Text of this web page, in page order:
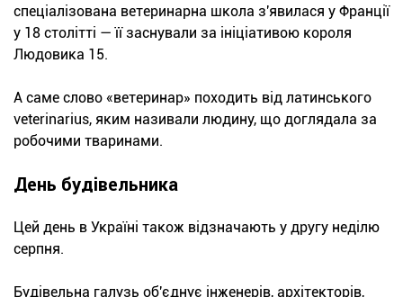
спеціалізована ветеринарна школа з'явилася у Франції
у 18 столітті — її заснували за ініціативою короля
Людовика 15.
А саме слово «ветеринар» походить від латинського
veterinarius, яким називали людину, що доглядала за
робочими тваринами.
День будівельника
Цей день в Україні також відзначають у другу неділю
серпня.
Будівельна галузь об'єднує інженерів, архітекторів,